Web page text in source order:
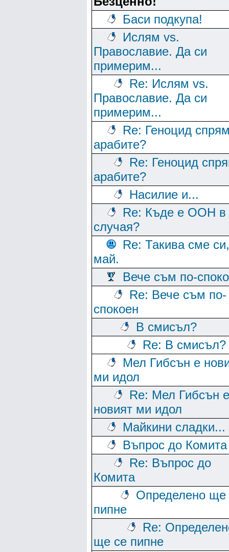
Баси подкупа!
Ислям vs.
Православие. Да си
примерим...
Re: Ислям vs.
Православие. Да си
примерим...
Re: Геноцид
арабите?
Re: Геноцид
арабите?
Насилие и...
Re: Къде е ООН в
случая?
Re: Такива сме си,
май.
Вече съм по-
Re: Вече съм по-
спокоен
В смисъл?
Re: В смисъл?
Мел Гибсън е
ми идол
Re: Мел Гибсън е
новият ми идол
Майкини сладки...
Въпрос до Комита
Re: Въпрос до
Комита
Определено ще
пипне
Re:
ще се пипне